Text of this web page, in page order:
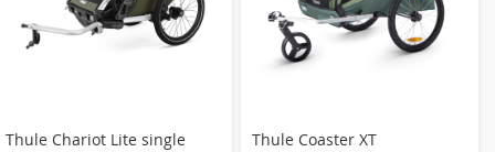
Thule Chariot Lite single
Thule Coaster XT